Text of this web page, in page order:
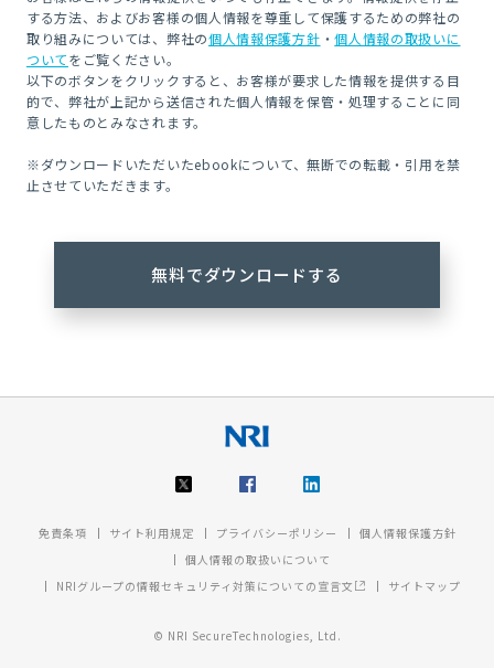
する方法、およびお客様の個人情報を尊重して保護するための弊社の
取り組みについては、弊社の個人情報保護方針 ・個人情報の取扱いに
ついてをご覧ください。
以下のボタンをクリックすると、お客様が要求した情報を提供する目
的で、弊社が上記から送信された個人情報を保管・処理することに同
意したものとみなされます。
※ダウンロードいただいたebookについて、無断での転載・引用を禁
止させていただきます。
免責条項 サイト利用規定 プライバシーポリシー
個人情報保護方針
個人情報の取扱いについて
NRIグループの情報セキュリティ対策についての宣言文
サイトマップ
© NRI SecureTechnologies, Ltd.